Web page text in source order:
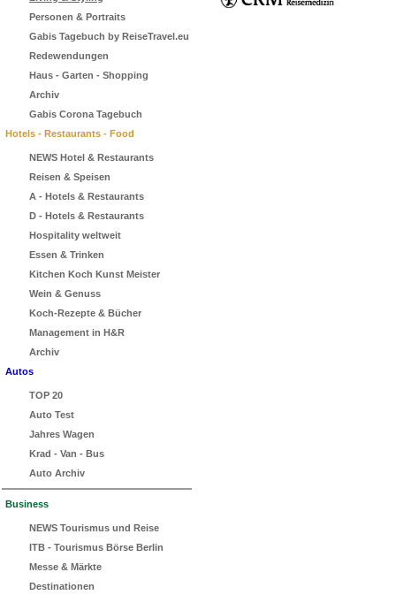
Personen & Portraits
Gabis Tagebuch by ReiseTravel.eu
Redewendungen
Haus - Garten - Shopping
Archiv
Gabis Corona Tagebuch
Hotels - Restaurants - Food
NEWS Hotel & Restaurants
Reisen & Speisen
A - Hotels & Restaurants
D - Hotels & Restaurants
Hospitality weltweit
Essen & Trinken
Kitchen Koch Kunst Meister
Wein & Genuss
Koch-Rezepte & Bücher
Management in H&R
Archiv
Autos
TOP 20
Auto Test
Jahres Wagen
Krad - Van - Bus
Auto Archiv
Business
NEWS Tourismus und Reise
ITB - Tourismus Börse Berlin
Messe & Märkte
Destinationen